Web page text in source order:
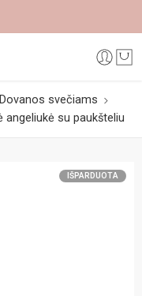
Dovanos svečiams
angeliukė su paukšteliu
IŠPARDUOTA